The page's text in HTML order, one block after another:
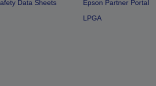
Data Sheets
Epson Partner Portal
LPGA